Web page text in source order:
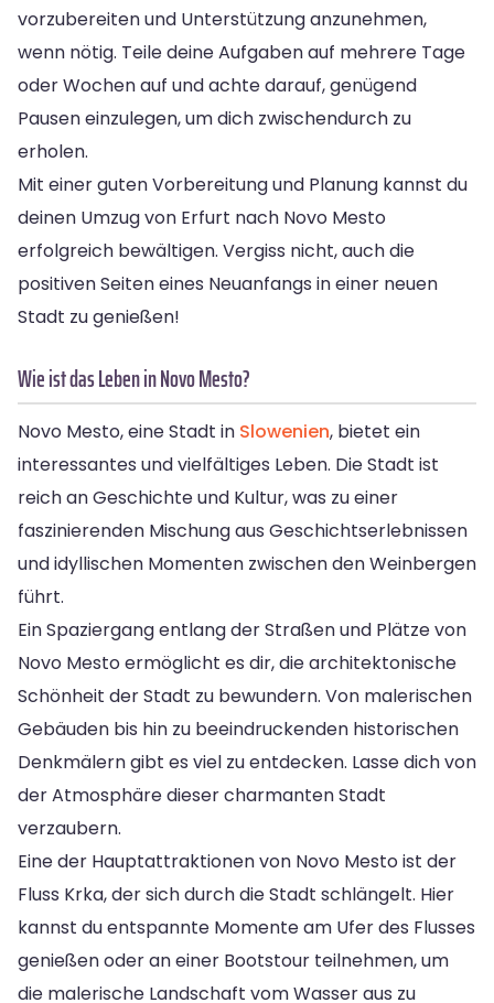
vorzubereiten und Unterstützung anzunehmen,
wenn nötig. Teile deine Aufgaben auf mehrere Tage
oder Wochen auf und achte darauf, genügend
Pausen einzulegen, um dich zwischendurch zu
erholen.
Mit einer guten Vorbereitung und Planung kannst du
deinen Umzug von Erfurt nach Novo Mesto
erfolgreich bewältigen. Vergiss nicht, auch die
positiven Seiten eines Neuanfangs in einer neuen
Stadt zu genießen!
Wie ist das Leben in Novo Mesto?
Novo Mesto, eine Stadt in Slowenien, bietet ein
interessantes und vielfältiges Leben. Die Stadt ist
reich an Geschichte und Kultur, was zu einer
faszinierenden Mischung aus Geschichtserlebnissen
und idyllischen Momenten zwischen den Weinbergen
führt.
Ein Spaziergang entlang der Straßen und Plätze von
Novo Mesto ermöglicht es dir, die architektonische
Schönheit der Stadt zu bewundern. Von malerischen
Gebäuden bis hin zu beeindruckenden historischen
Denkmälern gibt es viel zu entdecken. Lasse dich von
der Atmosphäre dieser charmanten Stadt
verzaubern.
Eine der Hauptattraktionen von Novo Mesto ist der
Fluss Krka, der sich durch die Stadt schlängelt. Hier
kannst du entspannte Momente am Ufer des Flusses
genießen oder an einer Bootstour teilnehmen, um
die malerische Landschaft vom Wasser aus zu